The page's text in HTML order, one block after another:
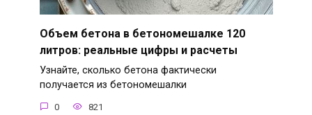
Объем бетона в бетономешалке 120
литров: реальные цифры и расчеты
Узнайте, сколько бетона фактически
получается из бетономешалки
0 821